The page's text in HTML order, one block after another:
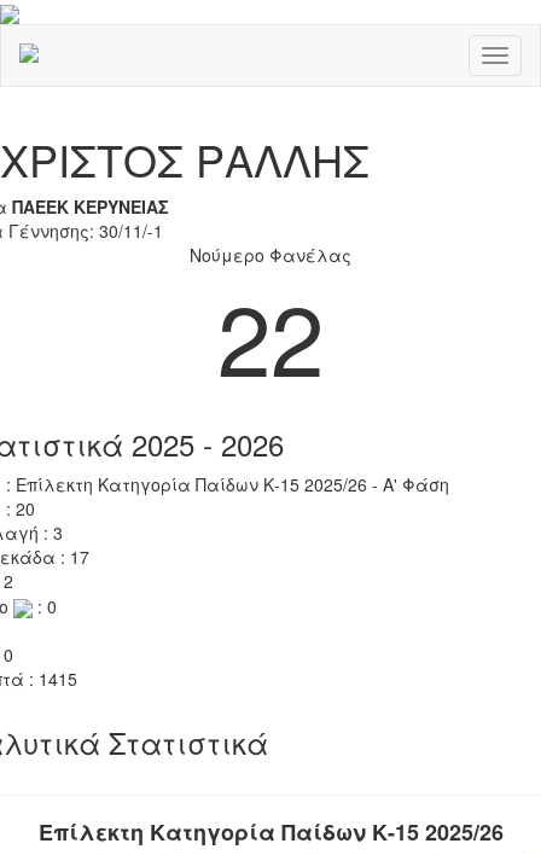
ΧΡΙΣΤΟΣ ΡΑΛΛΗΣ
ΠΑΕΕΚ ΚΕΡΥΝΕΙΑΣ
30/11/-1
Νούμερο Φανέλας
22
2025 - 2026
: Επίλεκτη Κατηγορία Παίδων Κ-15 2025/26 - Α' Φάση
20
: 3
: 17
: 0
: 1415
Στατιστικά
Επίλεκτη Κατηγορία Παίδων Κ-15 2025/26